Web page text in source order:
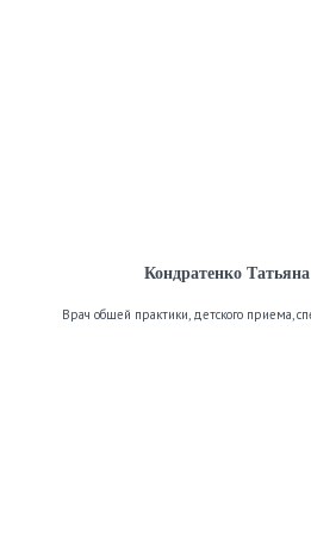
Кондратенко
Врач общей практики, детского приема,